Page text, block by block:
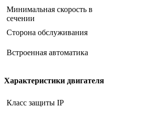
Минимальная скорость в
сечении
Сторона обслуживания
Встроенная автоматика
Характеристики двигателя
Класс защиты IP